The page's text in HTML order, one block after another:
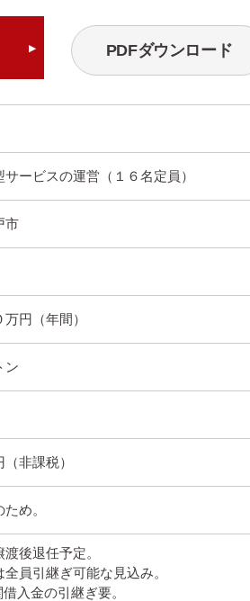
▶ PDFダウンロード
ービスの運営（１６名定員）
市
万円（年間）
ン
非課税）
め。
後退任予定。
員引継ぎ可能な見込み。
入金の引継ぎ要。